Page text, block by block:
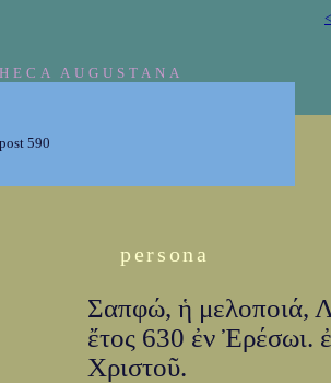
AUGUSTANA
590
persona
Σαπφώ, ἡ μελοποιά,
ἔτος 630 ἐν Ἐρέσωι.
Χριστοῦ.